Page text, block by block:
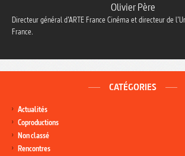
Olivier Père
Directeur général d’ARTE France Cinéma et directeur de
France.
CATÉGORIES
Actualités
Coproductions
Non classé
Rencontres